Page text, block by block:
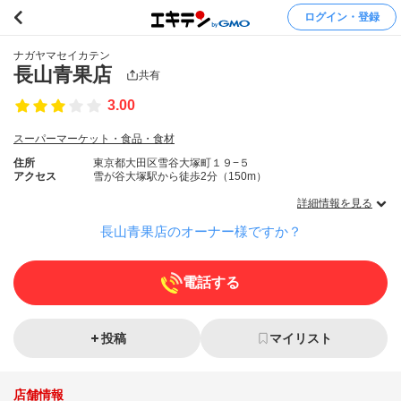
ログイン・登録
ナガヤマセイカテン
長山青果店 共有
3.00
スーパーマーケット・食品・食材
住所
東京都大田区雪谷大塚町１９−５
アクセス
雪が谷大塚駅から徒歩2分（150m）
詳細情報を見る
長山青果店のオーナー様ですか？
電話する
投稿 マイリスト
店舗情報